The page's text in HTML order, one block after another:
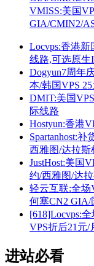
VMISS:美国
GIA/CMIN2/
Locvps:香港新
线路,可选原生
Dogyun7周年
本/韩国VPS
DMIT:美国
际线路
Hostyun:香港
Spartanhost:补
西雅图/达拉斯
JustHost:美国
约/西雅图/达
轻云互联:全场
何塞CN2
[618]Locvps:
VPS折后21元/
进站必看